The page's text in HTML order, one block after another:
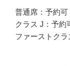
普通席：予約可
クラス J：予約
ファーストク